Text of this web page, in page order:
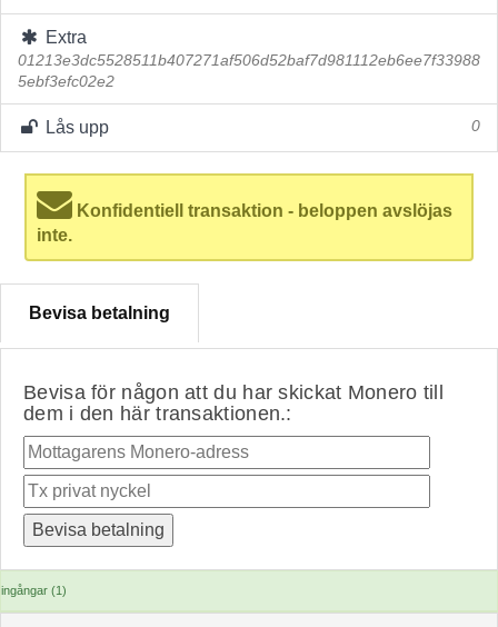
Extra
01213e3dc5528511b407271af506d52baf7d981112eb6ee7f33988
5ebf3efc02e2
Lås upp 0
Konfidentiell transaktion - beloppen avslöjas
inte.
Bevisa betalning
Bevisa för någon att du har skickat Monero till
dem i den här transaktionen.:
ingångar (1)